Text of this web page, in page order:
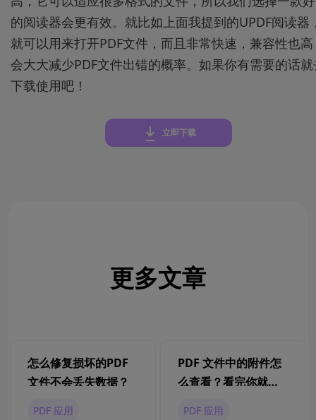
的阅读器会更有效。就比如上面我提到的UPDF阅读器
就可以用来打开PDF文件，而且非常快速，兼容性也
会大大减少PDF文件出错的概率。如果你有需要的话
下载使用吧！
立即下载
更多文章
怎么修复损坏的PDF
文件不会丢失数据？
PDF 应用
PDF 文件中的附件怎
么查看？看完你就会
PDF 应用